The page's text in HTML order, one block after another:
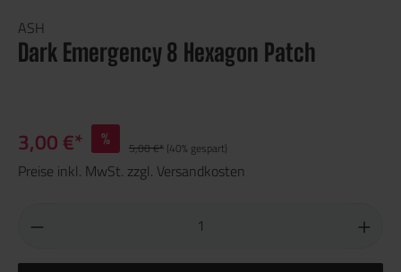
ASH
Dark Emergency 8 Hexagon Patch
3,00 €* % 5,00 €* (40% gespart)
Preise inkl. MwSt. zzgl. Versandkosten